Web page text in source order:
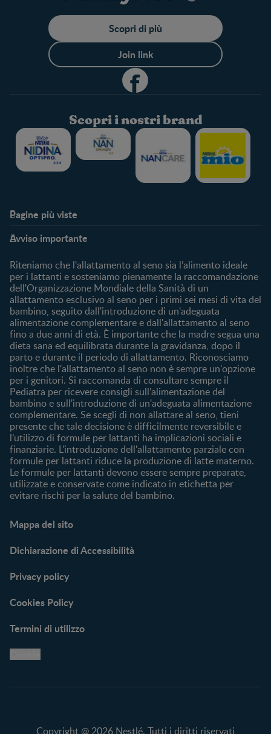
Scopri di più
Join link
Scopri i nostri brand
Pagine più viste​
My Expert
FAQ
Contattaci
Chi Siamo
Accedi/registrati
Acquista
Cerca prodotto
I nostri brand
Cerca un negozio
Avviso importante
Riteniamo che l'allattamento al seno sia l’alimento ideale
per i lattanti e sosteniamo pienamente la raccomandazione
dell'Organizzazione Mondiale della Sanità di un
allattamento esclusivo al seno per i primi sei mesi di vita del
bambino, seguito dall'introduzione di un'adeguata
alimentazione complementare e dall'allattamento al seno
fino a due anni di età. È importante che la madre segua una
dieta sana ed equilibrata durante la gravidanza, dopo il
parto e durante il periodo di allattamento. Riconosciamo
inoltre che l'allattamento al seno non è sempre un'opzione
per i genitori. Si raccomanda di consultare sempre il
Pediatra per ricevere consigli sull’alimentazione del
bambino e sull'introduzione di un'adeguata alimentazione
complementare. Se scegli di non allattare al seno, tieni
presente che tale decisione è difficilmente reversibile e
l’utilizzo di formule per lattanti ha implicazioni sociali e
finanziarie. L'introduzione dell'allattamento parziale con
formule per lattanti riduce la produzione di latte materno.
Le formule per lattanti devono essere sempre preparate,
utilizzate e conservate come indicato in etichetta per
evitare rischi per la salute del bambino.
Mappa del sito
Dichiarazione di Accessibilità
Privacy policy
Cookies Policy
Termini di utilizzo
Copyright @ 2026 Nestlé. Tutti i diritti riservati